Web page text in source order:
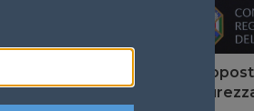
Nel Lazio una
rafforzare la